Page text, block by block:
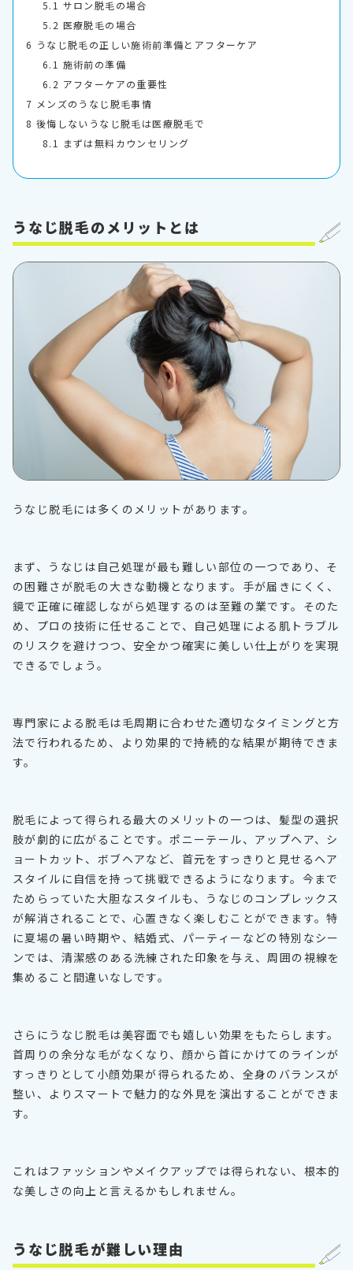
5.1 サロン脱毛の場合
5.2 医療脱毛の場合
6 うなじ脱毛の正しい施術前準備とアフターケア
6.1 施術前の準備
6.2 アフターケアの重要性
7 メンズのうなじ脱毛事情
8 後悔しないうなじ脱毛は医療脱毛で
8.1
まずは無料カウンセリング
うなじ脱毛のメリットとは
うなじ脱毛には多くのメリットがあります。
まず、うなじは自己処理が最も難しい部位の一つであり、そ
の困難さが脱毛の大きな動機となります。手が届きにくく、
鏡で正確に確認しながら処理するのは至難の業です。そのた
め、プロの技術に任せることで、自己処理による肌トラブル
のリスクを避けつつ、安全かつ確実に美しい仕上がりを実現
できるでしょう。
専門家による脱毛は毛周期に合わせた適切なタイミングと方
法で行われるため、より効果的で持続的な結果が期待できま
す。
脱毛によって得られる最大のメリットの一つは、髪型の選択
肢が劇的に広がることです。ポニーテール、アップヘア、シ
ョートカット、ボブヘアなど、首元をすっきりと見せるヘア
スタイルに自信を持って挑戦できるようになります。今まで
ためらっていた大胆なスタイルも、うなじのコンプレックス
が解消されることで、心置きなく楽しむことができます。特
に夏場の暑い時期や、結婚式、パーティーなどの特別なシー
ンでは、清潔感のある洗練された印象を与え、周囲の視線を
集めること間違いなしです。
さらにうなじ脱毛は美容面でも嬉しい効果をもたらします。
首周りの余分な毛がなくなり、顔から首にかけてのラインが
すっきりとして小顔効果が得られるため、全身のバランスが
整い、よりスマートで魅力的な外見を演出することができま
す。
これはファッションやメイクアップでは得られない、根本的
な美しさの向上と言えるかもしれません。
うなじ脱毛が難しい理由